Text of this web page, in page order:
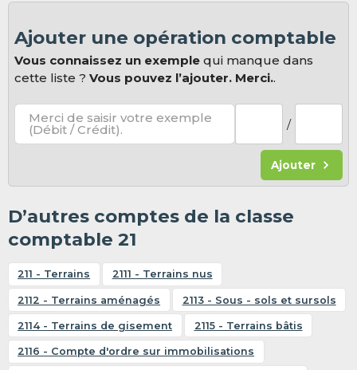
Ajouter une opération comptable
Vous connaissez un exemple qui manque dans
cette liste ?Vous pouvez l’ajouter. Merci..
Merci de saisir votre exemple
(Débit / Crédit). /
Ajouter
D’autres comptes de la classe
comptable 21
211 - Terrains 2111 - Terrains nus
2112 - Terrains aménagés 2113 - Sous - sols et sursols
2114 - Terrains de gisement 2115 - Terrains bâtis
2116 - Compte d'ordre sur immobilisations